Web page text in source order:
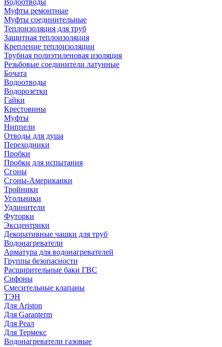
Муфты ремонтные
Муфты соединительные
Теплоизоляция для труб
Защитная теплоизоляция
Крепление теплоизоляции
Трубная полиэтиленовая изоляция
Резьбовые соединители латунные
Бочата
Водоотводы
Водорозетки
Гайки
Крестовины
Муфты
Ниппели
Отводы для душа
Переходники
Пробки
Пробки для испытания
Сгоны
Сгоны-Американки
Тройники
Угольники
Удлинители
Футорки
Эксцентрики
Декоративные чашки для труб
Водонагреватели
Арматура для водонагревателей
Группы безопасности
Расширительные баки ГВС
Сифоны
Смесительные клапаны
ТЭН
Для Ariston
Для Garanterm
Для Реал
Для Термекс
Водонагреватели газовые